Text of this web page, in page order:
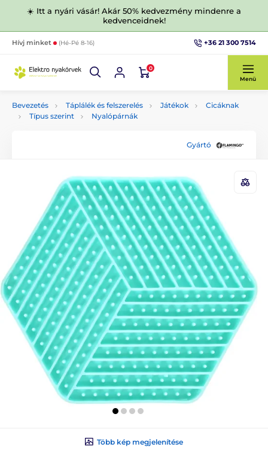
☀️ Itt a nyári vásár! Akár 50% kedvezmény mindenre a
kedvenceidnek!
Hívj minket (Hé-Pé 8-16) +36 21 300 7514
0
Menü
Bevezetés Táplálék és felszerelés Játékok
Cicáknak
Típus szerint
Nyalópárnák
Gyártó
Több kép megjelenítése